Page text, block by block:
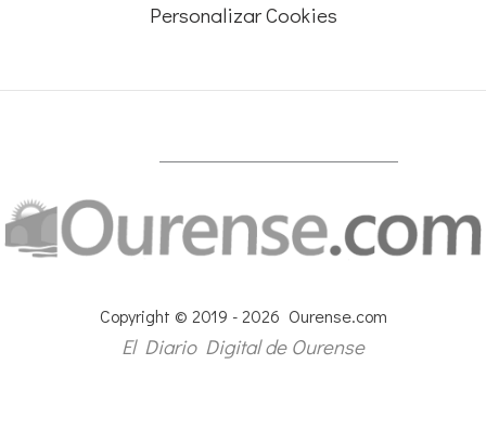
Personalizar Cookies
Copyright © 2019 - 2026 Ourense.com
El Diario Digital de Ourense